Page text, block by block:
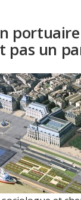
pas un